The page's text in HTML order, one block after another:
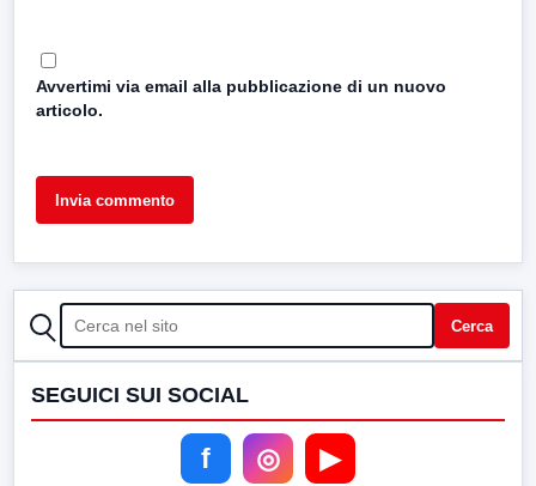
Avvertimi via email alla pubblicazione di un nuovo
articolo.
CERCA Cerca
SEGUICI SUI SOCIAL
f ◎ ▶